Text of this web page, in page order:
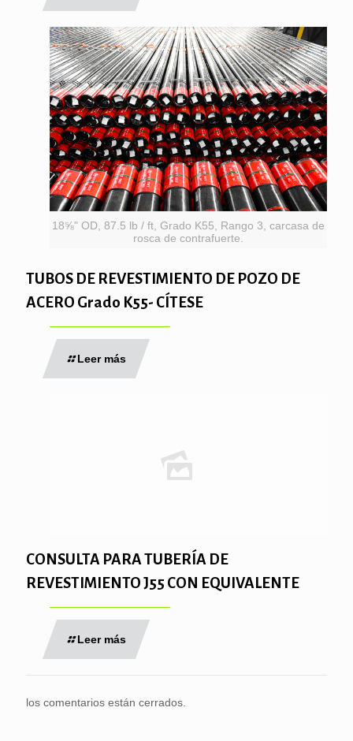
18⅝" OD, 87.5 lb / ft, Grado K55, Rango 3, carcasa de
rosca de contrafuerte.
TUBOS DE REVESTIMIENTO DE POZO DE
ACERO Grado K55- CÍTESE
Leer más
CONSULTA PARA TUBERÍA DE
REVESTIMIENTO J55 CON EQUIVALENTE
Leer más
los comentarios están cerrados.